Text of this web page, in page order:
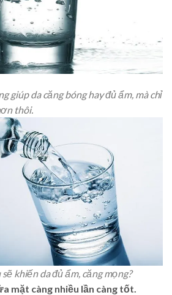
giúp da căng bóng hay đủ ẩm, mà chỉ
thôi.
khiến da đủ ẩm, căng mọng?
mặt càng nhiều lần càng tốt.